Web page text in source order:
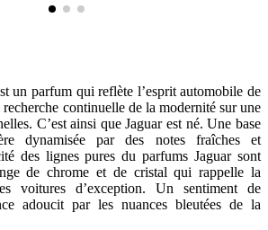
un parfum qui reflète l’esprit automobile de
continuelle de la modernité sur une
C’est ainsi que Jaguar est né. Une base
dynamisée par des notes fraîches et
des lignes pures du parfums Jaguar sont
de chrome et de cristal qui rappelle la
voitures d’exception. Un sentiment de
adoucit par les nuances bleutées de la